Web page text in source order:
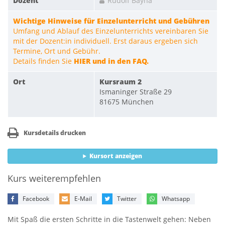
Wichtige Hinweise für Einzelunterricht und Gebühren
Umfang und Ablauf des Einzelunterrichts vereinbaren Sie
mit der Dozent:in individuell. Erst daraus ergeben sich
Termine, Ort und Gebühr.
Details finden Sie HIER und in den FAQ.
Ort
Kursraum 2
Ismaninger Straße 29
81675 München
Kursdetails drucken
Kursort anzeigen
Kurs weiterempfehlen
Facebook E-Mail Twitter Whatsapp
Mit Spaß die ersten Schritte in die Tastenwelt gehen: Neben